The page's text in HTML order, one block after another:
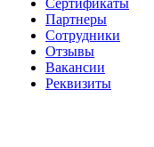
Сертификаты
Партнеры
Сотрудники
Отзывы
Вакансии
Реквизиты